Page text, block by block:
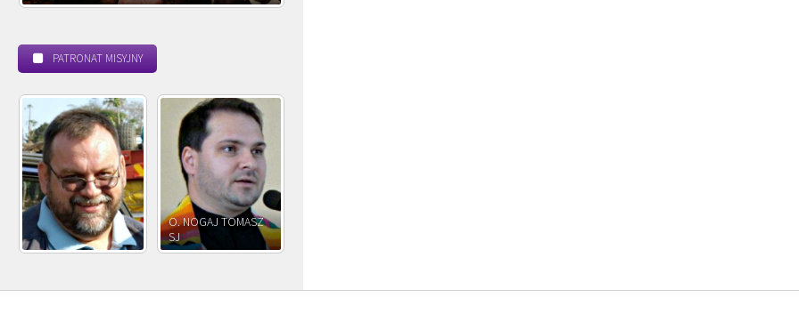
PATRONAT MISYJNY
O. NOGAJ TOMASZ
SJ
O. JÓZEF OLEKSY SJ